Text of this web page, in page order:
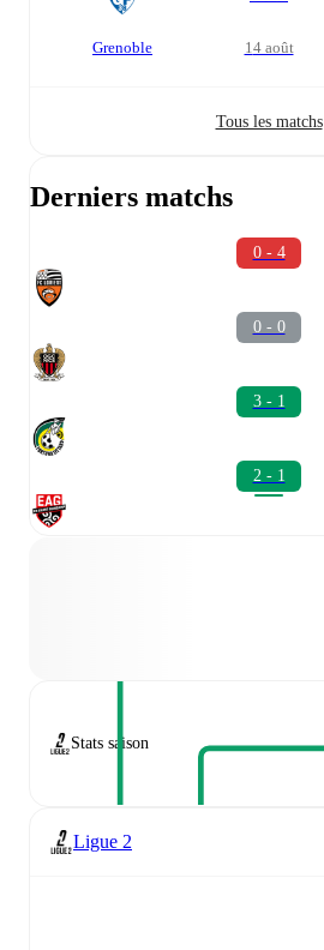
Grenoble 14 août
Tous les matchs
Derniers matchs
0 - 4
0 - 0
3 - 1
2 - 1
Stats saison
Ligue 2